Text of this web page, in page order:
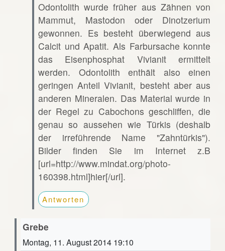
Odontolith wurde früher aus Zähnen von
Mammut, Mastodon oder Dinotzerium
gewonnen. Es besteht überwiegend aus
Calcit und Apatit. Als Farbursache konnte
das Eisenphosphat Vivianit ermittelt
werden. Odontolith enthält also einen
geringen Anteil Vivianit, besteht aber aus
anderen Mineralen. Das Material wurde in
der Regel zu Cabochons geschliffen, die
genau so aussehen wie Türkis (deshalb
der irreführende Name "Zahntürkis").
Bilder finden Sie im Internet z.B
[url=http://www.mindat.org/photo-
160398.html]hier[/url].
Antworten
Grebe
Montag, 11. August 2014 19:10